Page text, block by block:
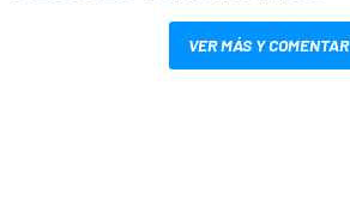
VER MÁS Y COMENTAR